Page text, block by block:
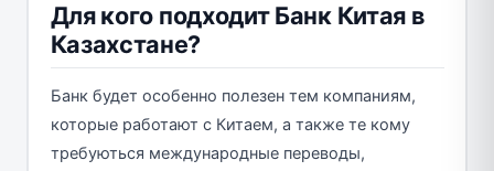
Для кого подходит Банк Китая в
Казахстане?
Банк будет особенно полезен тем компаниям,
которые работают с Китаем, а также те кому
требуються международные переводы,